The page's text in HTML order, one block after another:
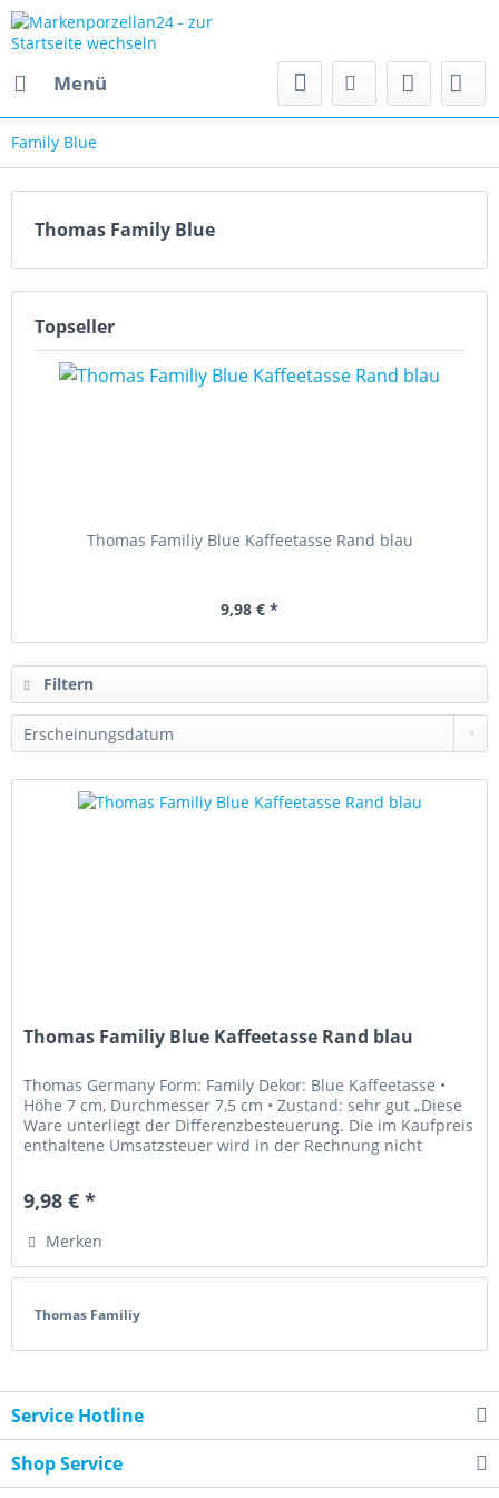
Menü
Family Blue
Thomas Family Blue
Topseller
Thomas Familiy Blue Kaffeetasse Rand blau
9,98 € *
Filtern
Thomas Familiy Blue Kaffeetasse Rand blau
Thomas Germany Form: Family Dekor: Blue Kaffeetasse •
Höhe 7 cm, Durchmesser 7,5 cm • Zustand: sehr gut „Diese
Ware unterliegt der Differenzbesteuerung. Die im Kaufpreis
enthaltene Umsatzsteuer wird in der Rechnung nicht
9,98 € *
Merken
Thomas Familiy
Service Hotline
Shop Service